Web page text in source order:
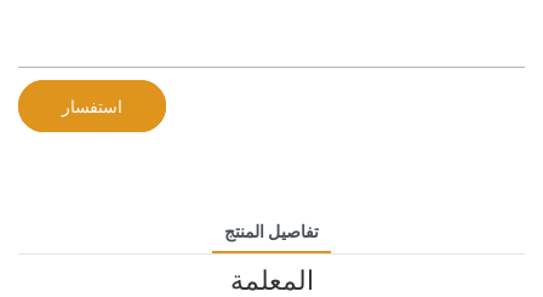
استفسار
تفاصيل المنتج
المعلمة